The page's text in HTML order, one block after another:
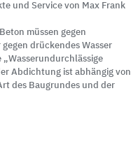
und Service von Max Frank
müssen gegen
drückendes Wasser
Abdichtung ist abhängig von
des Baugrundes und der